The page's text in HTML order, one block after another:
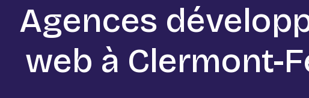
Agences
web à Clermont-